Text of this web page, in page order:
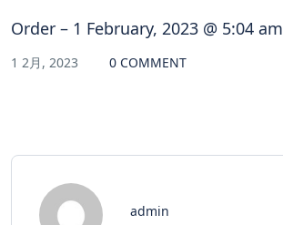
Order – 1 February, 2023 @ 5:04 am
1 2月, 2023 0 COMMENT
admin